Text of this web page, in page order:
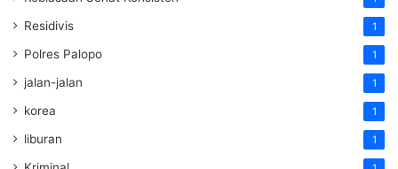
Residivis 1
Polres Palopo 1
jalan-jalan 1
korea 1
liburan 1